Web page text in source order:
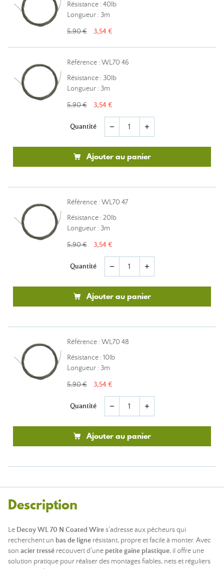
Résistance : 40lb
Longueur : 3m
5,90 € 3,54 €
Référence : WL70 46
Résistance : 30lb
Longueur : 3m
5,90 € 3,54 €
Quantité remove add
Ajouter au panier
Référence : WL70 47
Résistance : 20lb
Longueur : 3m
5,90 € 3,54 €
Quantité remove add
Ajouter au panier
Référence : WL70 48
Résistance : 10lb
Longueur : 3m
5,90 € 3,54 €
Quantité remove add
Ajouter au panier
Description
Le Decoy WL 70 N Coated Wires’adresse aux pêcheurs qui
recherchent un bas de ligne résistant, propre et facile à monter. Avec
son acier tressé recouvert d’une petite gaine plastique, il offre une
solution pratique pour réaliser des montages fiables, nets et réguliers